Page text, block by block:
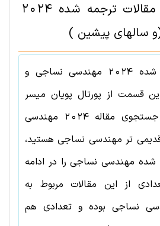
دانلود جدیدترین مقالات ترجمه شده 2024
سالهای پیشین )
شده 2024 مهندسی نساجی و
قسمت از پورتال پویان میسر
مقاله2024 مهندسی
تر مهندسی نساجیهستید،
شده مهندسی نساجیرا در ادامه
از این مقالات مربوط به
نساجی بوده و تعدادی هم